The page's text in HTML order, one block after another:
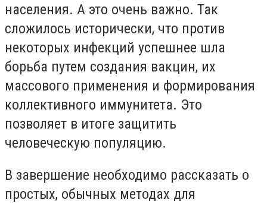
населения. А это очень важно. Так
сложилось исторически, что против
некоторых инфекций успешнее шла
борьба путем создания вакцин, их
массового применения и формирования
коллективного иммунитета. Это
позволяет в итоге защитить
человеческую популяцию.
В завершение необходимо рассказать о
простых, обычных методах для